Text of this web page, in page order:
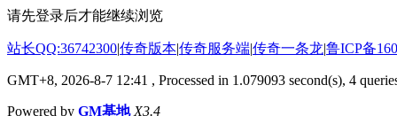
请先登录后才能继续浏览
站长QQ:36742300|传奇版本|传奇服务端|传奇一条龙|鲁ICP备
GMT+8, 2026-8-7 12:41 , Processed in 1.079093 second(s), 4
Powered by GM基地 X3.4